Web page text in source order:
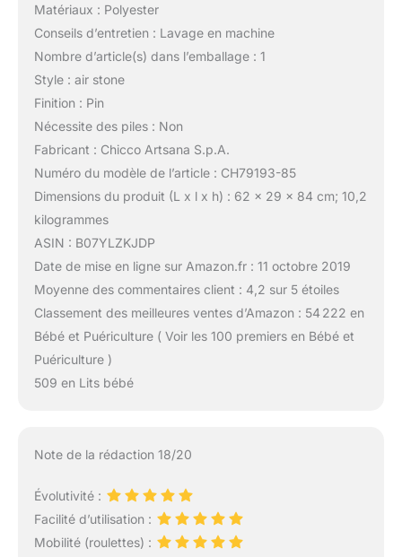
Matériaux : Polyester
Conseils d’entretien : Lavage en machine
Nombre d’article(s) dans l’emballage : 1
Style : air stone
Finition : Pin
Nécessite des piles : Non
Fabricant : Chicco Artsana S.p.A.
Numéro du modèle de l’article : CH79193-85
Dimensions du produit (L x l x h) : 62 x 29 x 84 cm; 10,2
kilogrammes
ASIN : B07YLZKJDP
Date de mise en ligne sur Amazon.fr : 11 octobre 2019
Moyenne des commentaires client : 4,2 sur 5 étoiles
Classement des meilleures ventes d’Amazon : 54 222 en
Bébé et Puériculture ( Voir les 100 premiers en Bébé et
Puériculture )
509 en Lits bébé
Note de la rédaction 18/20
Évolutivité :
Facilité d’utilisation :
Mobilité (roulettes) :